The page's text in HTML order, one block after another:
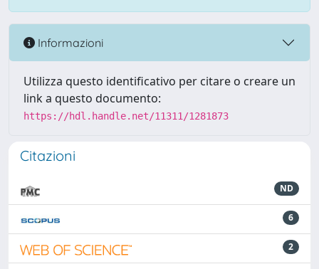
Informazioni
Utilizza questo identificativo per citare o creare un
link a questo documento:
https://hdl.handle.net/11311/1281873
Citazioni
ND
6
2